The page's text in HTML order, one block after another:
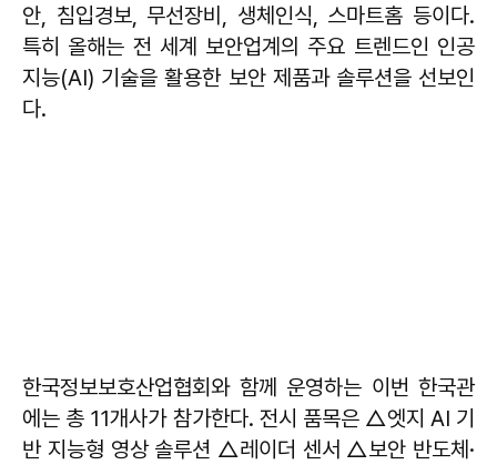
안, 침입경보, 무선장비, 생체인식, 스마트홈 등이다.
특히 올해는 전 세계 보안업계의 주요 트렌드인 인공
지능(AI) 기술을 활용한 보안 제품과 솔루션을 선보인
다.
한국정보보호산업협회와 함께 운영하는 이번 한국관
에는 총 11개사가 참가한다. 전시 품목은 △엣지 AI 기
반 지능형 영상 솔루션 △레이더 센서 △보안 반도체·